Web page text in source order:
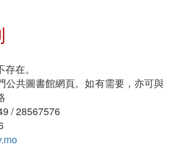
在。
公共圖書館網頁。如有需要，亦可與
/ 28567576